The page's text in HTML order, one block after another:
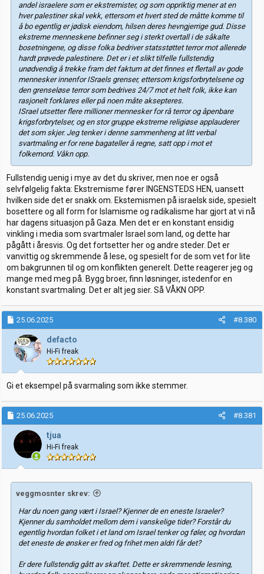
andel israelere som er ekstremister, og som oppriktig mener at en
hver palestiner skal vekk, ettersom et hvert sted de måtte komme til
å bo egentlig er jødisk eiendom, hilsen deres hevngjerrige gud. Disse
ekstreme menneskene befinner seg i sterkt overtall i de såkalte
bosetningene, og disse folka bedriver statsstøttet terror mot allerede
hardt prøvede palestinere. Det er i et slikt tilfelle fullstendig
unødvendig å trekke fram det faktum at det finnes et flertall av gode
mennesker innenfor ISraels grenser, ettersom krigsforbrytelsene og
den grenseløse terror som bedrives 24/7 mot et helt folk, ikke kan
rasjonelt forklares eller på noen måte aksepteres.
ISrael utsetter flere millioner mennesker for rå terror og åpenbare
krigsforbrytelser, og en stor gruppe ekstreme religiøse applauderer
det som skjer. Jeg tenker i denne sammenheng at litt verbal
svartmaling er for rene bagateller å regne, satt opp i mot et
folkemord. Våkn opp.
Fullstendig uenig i mye av det du skriver, men noe er også
selvfølgelig fakta: Ekstremisme fører INGENSTEDS HEN, uansett
hvilken side det er snakk om. Ekstemismen på israelsk side, spesielt
bosettere og all form for Islamisme og radikalisme har gjort at vi nå
har dagens situasjon på Gaza. Men det er en konstant ensidig
vinkling i media som svartmaler Israel som land, og dette har
pågått i åresvis. Og det fortsetter her og andre steder. Det er
vanvittig og skremmende å lese, og spesielt for de som vet for lite
om bakgrunnen til og om konflikten generelt. Dette reagerer jeg og
mange med meg på. Bygg broer, finn løsninger, istedenfor en
konstant svartmaling. Det er alt jeg sier. Så VÅKN OPP.
25.06.2025 #8.380
defacto
Hi-Fi freak
Gi et eksempel på svarmaling som ikke stemmer.
25.06.2025 #8.381
tjua
Hi-Fi freak
veggmosnter skrev:
Har du noen gang vært i Israel? Kjenner de en eneste Israeler?
Kjenner du samholdet mellom dem i vanskelige tider? Forstår du
egentlig hvordan folket i et land om Israel tenker og føler, og hvordan
det eneste de ønsker er fred og frihet men aldri får det?
Er dere fullstendig gått av skaftet. Dette er skremmende lesning,